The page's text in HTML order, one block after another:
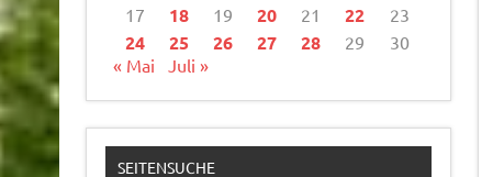
17
18 19 20 21 22 23
24 25 26 27 28 29
30
« Mai
Juli »
SEITENSUCHE